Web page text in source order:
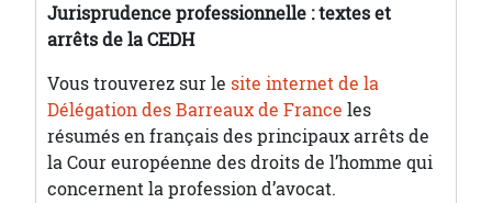
Jurisprudence professionnelle : textes et
arrêts de la CEDH
Vous trouverez sur le site internet de la
Délégation des Barreaux de France les
résumés en français des principaux arrêts de
la Cour européenne des droits de l’homme qui
concernent la profession d’avocat.